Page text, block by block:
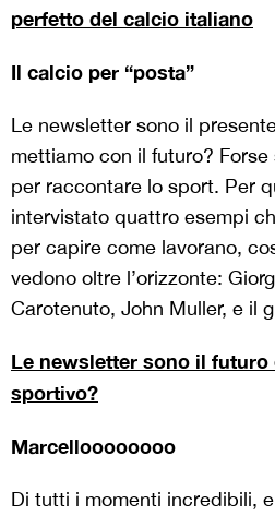
perfetto del calcio italiano
Il calcio per “posta”
Le newsletter sono il
mettiamo con il futuro?
per raccontare lo sport. Per
intervistato quattro esempi
per capire come lavorano,
vedono oltre l’orizzonte:
Carotenuto, John Muller, e il
Le newsletter sono il
sportivo?
Marcelloooooooo
Di tutti i momenti incredibili,